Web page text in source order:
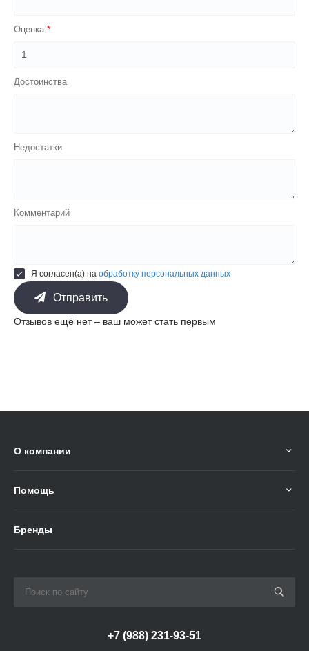
Оценка
Достоинства
Недостатки
Комментарий
Я согласен(а) на обработку персональных данных
Отправить
Отзывов ещё нет – ваш может стать первым
О компании
Помощь
Бренды
+7 (988) 231-93-51